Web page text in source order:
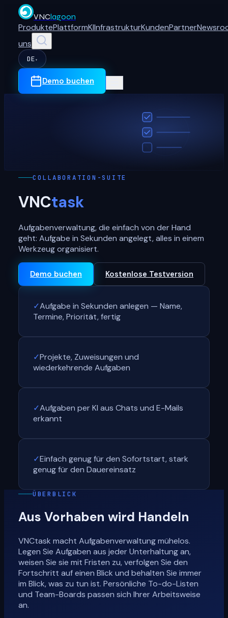
VNClagoon
ProduktePlattformKIInfrastrukturKundenPartner
uns
DE ▾
Demo buchen
COLLABORATION-SUITE
VNCtask
Aufgabenverwaltung, die einfach von der Hand
geht: Aufgabe in Sekunden angelegt, alles in einem
Werkzeug organisiert.
Demo buchen Kostenlose Testversion
✓Aufgabe in Sekunden anlegen — Name,
Termine, Priorität, fertig
✓Projekte, Zuweisungen und
wiederkehrende Aufgaben
✓Aufgaben per KI aus Chats und E-Mails
erkannt
✓Einfach genug für den Sofortstart, stark
genug für den Dauereinsatz
ÜBERBLICK
Aus Vorhaben wird Handeln
VNCtask macht Aufgabenverwaltung mühelos.
Legen Sie Aufgaben aus jeder Unterhaltung an,
weisen Sie sie mit Fristen zu, verfolgen Sie den
Fortschritt auf einen Blick und behalten Sie immer
im Blick, was zu tun ist. Persönliche To-do-Listen
und Team-Boards passen sich Ihrer Arbeitsweise
an.